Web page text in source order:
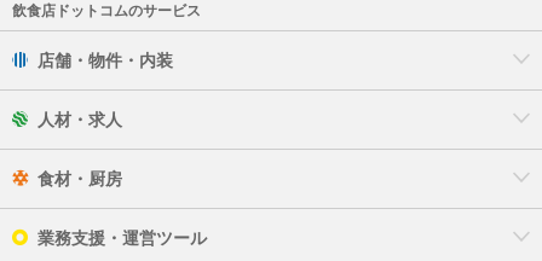
飲食店ドットコムのサービス
店舗・物件・内装
人材・求人
食材・厨房
業務支援・運営ツール